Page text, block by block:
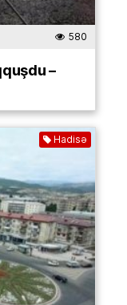
580
–
Hadisə